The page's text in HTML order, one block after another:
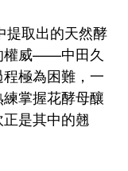
取出的天然酵
權威——中田久
極為困難，一
掌握花酵母釀
是其中的翹